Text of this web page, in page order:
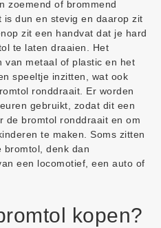
zoemend of brommend
dun en stevig en daarop zit
zit een handvat dat je hard
te laten draaien. Het
van metaal of plastic en het
speeltje inzitten, wat ook
ronddraait. Er worden
gebruikt, zodat dit een
de bromtol ronddraait en om
te maken. Soms zitten
bromtol, denk dan
een locomotief, een auto of
kopen?